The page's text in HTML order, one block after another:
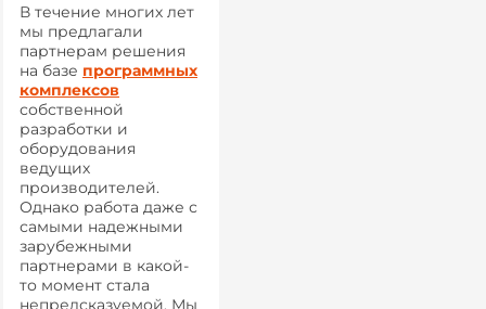
В течение многих лет
мы предлагали
партнерам решения
на базе программных
комплексов
собственной
разработки и
оборудования
ведущих
производителей.
Однако работа даже с
самыми надежными
зарубежными
партнерами в какой-
то момент стала
непредсказуемой. Мы